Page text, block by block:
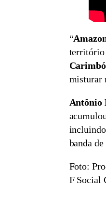
“
território
Carimbó
misturar
Antônio
banda
Foto:
F Social